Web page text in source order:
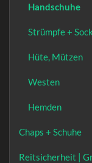
Handschuhe
Strümpfe +
Hüte, Mützen
Westen
Hemden
Chaps + Schuhe
Reitsicherheit |